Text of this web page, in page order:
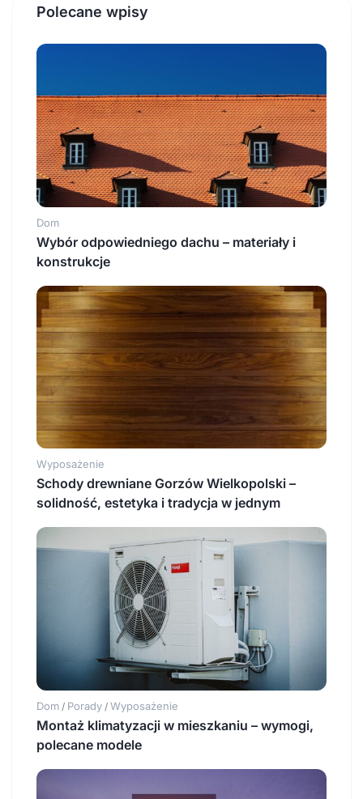
Polecane wpisy
Dom
Wybór odpowiedniego dachu – materiały i
konstrukcje
Wyposażenie
Schody drewniane Gorzów Wielkopolski –
solidność, estetyka i tradycja w jednym
Dom / Porady / Wyposażenie
Montaż klimatyzacji w mieszkaniu – wymogi,
polecane modele